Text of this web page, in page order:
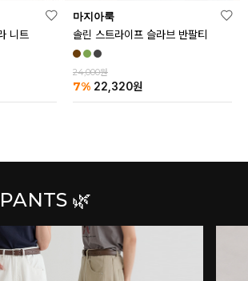
니트
마지아룩
솔린 스트라이프 슬라브 반팔티
24,000원
7% 22,320원
🌿